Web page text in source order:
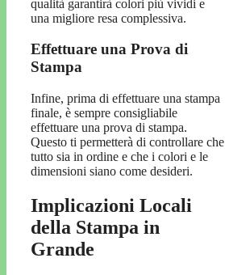
qualità garantirà colori più vividi e
una migliore resa complessiva.
Effettuare una Prova di
Stampa
Infine, prima di effettuare una stampa
finale, è sempre consigliabile
effettuare una prova di stampa.
Questo ti permetterà di controllare che
tutto sia in ordine e che i colori e le
dimensioni siano come desideri.
Implicazioni Locali
della Stampa in
Grande